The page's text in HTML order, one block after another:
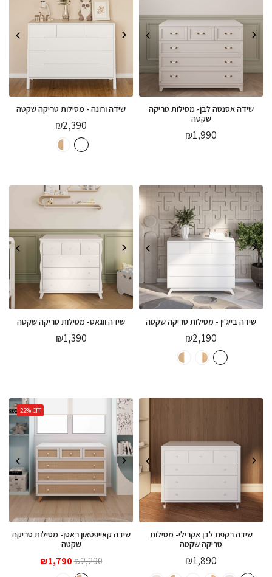
שידה אסנטה לבן- מסילות טריקה
שקטה
₪1,990
שידה ורונה - מסילות טריקה שקטה
₪2,390
שידה בייג'ין - מסילות טריקה שקטה
₪2,190
שידה ווגאס- מסילות טריקה שקטה
₪1,390
שידה רקפת לבן אקרילי- מסילות
טריקה שקטה
₪1,890
22% OFF
שידה קאייפטאון ראטן- מסילות טריקה
שקטה
₪2,290
המחיר₪1,790
המחיר